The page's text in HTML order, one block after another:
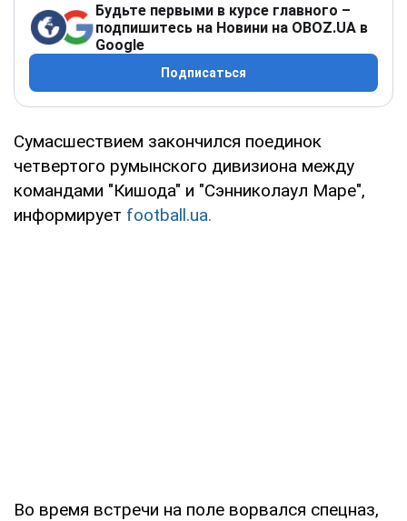
Будьте первыми в курсе главного –
подпишитесь на Новини на OBOZ.UA в
Google
Подписаться
Сумасшествием закончился поединок
четвертого румынского дивизиона между
командами "Кишода" и "Сэнниколаул Маре",
информирует football.ua.
Во время встречи на поле ворвался спецназ,